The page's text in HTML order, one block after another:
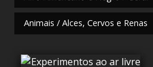
Animais / Alces, Cervos e Renas